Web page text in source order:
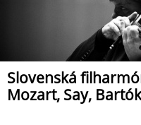
Slovenská
Mozart, Say, Bartók